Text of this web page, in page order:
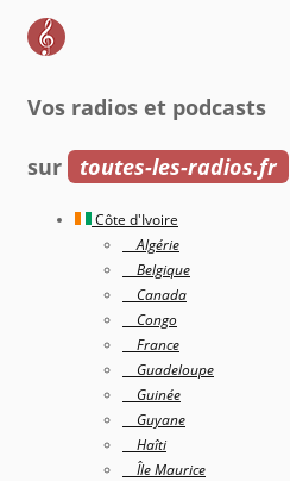
Vos radios et podcasts
sur toutes-les-radios.fr
Côte d'Ivoire
Algérie
Belgique
Canada
Congo
France
Guadeloupe
Guinée
Guyane
Haîti
Île Maurice